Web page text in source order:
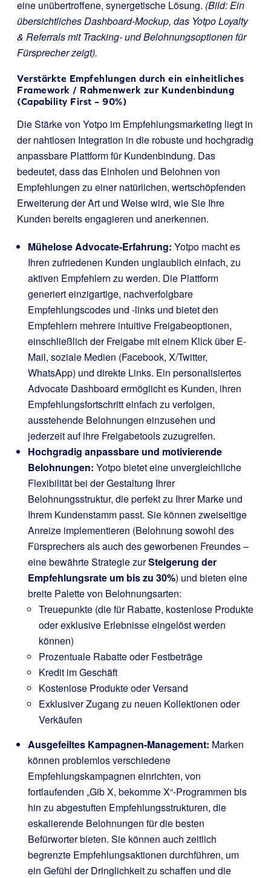
eine unübertroffene, synergetische Lösung. (Bild: Ein
übersichtliches Dashboard-Mockup, das Yotpo Loyalty
& Referrals mit Tracking- und Belohnungsoptionen für
Fürsprecher zeigt).
Verstärkte Empfehlungen durch ein einheitliches
Framework / Rahmenwerk zur Kundenbindung
(Capability First – 90%)
Die Stärke von Yotpo im Empfehlungsmarketing liegt in
der nahtlosen Integration in die robuste und hochgradig
anpassbare Plattform für Kundenbindung. Das
bedeutet, dass das Einholen und Belohnen von
Empfehlungen zu einer natürlichen, wertschöpfenden
Erweiterung der Art und Weise wird, wie Sie Ihre
Kunden bereits engagieren und anerkennen.
Mühelose Advocate-Erfahrung: Yotpo macht es
Ihren zufriedenen Kunden unglaublich einfach, zu
aktiven Empfehlern zu werden. Die Plattform
generiert einzigartige, nachverfolgbare
Empfehlungscodes und -links und bietet den
Empfehlern mehrere intuitive Freigabeoptionen,
einschließlich der Freigabe mit einem Klick über E-
Mail, soziale Medien (Facebook, X/Twitter,
WhatsApp) und direkte Links. Ein personalisiertes
Advocate Dashboard ermöglicht es Kunden, ihren
Empfehlungsfortschritt einfach zu verfolgen,
ausstehende Belohnungen einzusehen und
jederzeit auf ihre Freigabetools zuzugreifen.
Hochgradig anpassbare und motivierende
Belohnungen: Yotpo bietet eine unvergleichliche
Flexibilität bei der Gestaltung Ihrer
Belohnungsstruktur, die perfekt zu Ihrer Marke und
Ihrem Kundenstamm passt. Sie können zweiseitige
Anreize implementieren (Belohnung sowohl des
Fürsprechers als auch des geworbenen Freundes –
eine bewährte Strategie zurSteigerung der
Empfehlungsrate um bis zu 30%) und bieten eine
breite Palette von Belohnungsarten:
Treuepunkte (die für Rabatte, kostenlose Produkte
oder exklusive Erlebnisse eingelöst werden
können)
Prozentuale Rabatte oder Festbeträge
Kredit im Geschäft
Kostenlose Produkte oder Versand
Exklusiver Zugang zu neuen Kollektionen oder
Verkäufen
Ausgefeiltes Kampagnen-Management: Marken
können problemlos verschiedene
Empfehlungskampagnen einrichten, von
fortlaufenden „Gib X, bekomme X“-Programmen bis
hin zu abgestuften Empfehlungsstrukturen, die
eskalierende Belohnungen für die besten
Befürworter bieten. Sie können auch zeitlich
begrenzte Empfehlungsaktionen durchführen, um
ein Gefühl der Dringlichkeit zu schaffen und die